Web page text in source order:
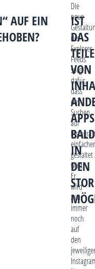
AUF EIN
Die
neue
des
Explorer
Feeds
sorgt
dafür,
dass
das
Suchen
auf
einfacher
gestaltet
wird.
Er
wird
zwar
immer
noch
auf
den
IST
DAS
VON
APPS
BALD
IN
DEN